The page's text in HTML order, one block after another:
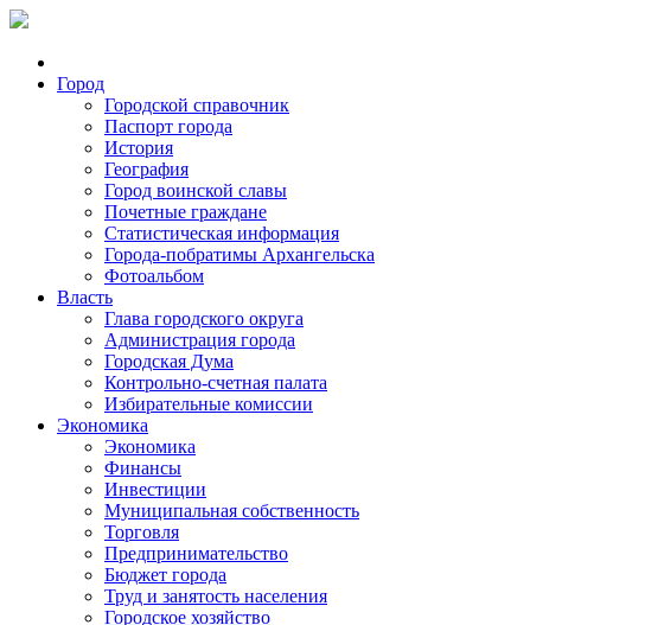
Город
Городской справочник
Паспорт города
История
География
Город воинской славы
Почетные граждане
Статистическая информация
Города-побратимы Архангельска
Фотоальбом
Власть
Глава городского округа
Администрация города
Городская Дума
Контрольно-счетная палата
Избирательные комиссии
Экономика
Экономика
Финансы
Инвестиции
Муниципальная собственность
Торговля
Предпринимательство
Бюджет города
Труд и занятость населения
Городское хозяйство